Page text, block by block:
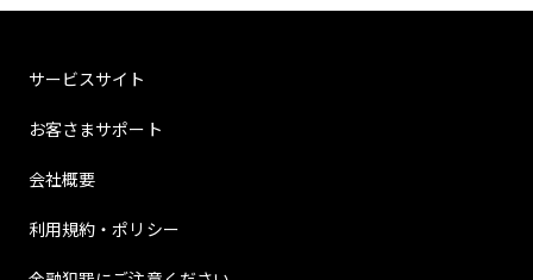
サービスサイト
お客さまサポート
会社概要
利用規約・ポリシー